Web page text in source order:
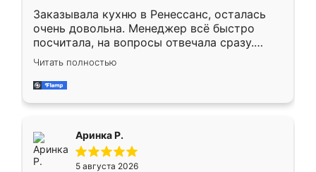
Заказывала кухню в Ренессанс, осталась
очень довольна. Менеджер всё быстро
посчитала, на вопросы отвечала сразу.
Замерщик приехал в субботу, подошёл к
делу со всей ответственностью. Собрали
за день, ребята работали аккуратно, даже
Читать полностью
Аринка Р.
5 августа 2026